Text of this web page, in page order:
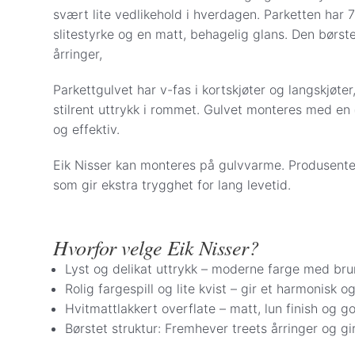
år.
Andre fraktpriser:
Såpe, pleieprodukter og
Gulvprøver: Kr 57
Visa/Mastercard – beløpet trekkes når
reservert på lager i Oslo. Parkett.no
for levering eller henting. Betaling med
på lager i Oslo. Vi kontakter deg for å
Apple Pay– betal enkelt og sikkert med
levering eller henting.
svært lite vedlikehold i hverdagen. Parketten har
slitestyrke og en matt, behagelig glans. Den
årringer,
Parkettgulvet har v-fas i kortskjøter og
stilrent uttrykk i rommet. Gulvet monteres med
og effektiv.
Eik Nisser kan monteres på gulvvarme.
som gir ekstra trygghet for lang levetid.
Hvorfor velge Eik Nisser?
Lyst og delikat uttrykk – moderne farge med
Rolig fargespill og lite kvist – gir et harmonisk
Hvitmattlakkert overflate – matt, lun finish og
Børstet struktur: Fremhever treets årringer og